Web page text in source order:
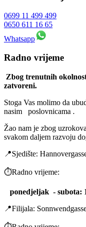
0699 11 499 499
0650 611 16 65
Whatsapp
Radno vrijeme
Zbog trenutnih
zatvoreni.
Stoga Vas molimo da
nasim poslovnicama .
Žao nam je zbog
svakom daljem razvoju
📍Sjedište:
⏱️Radno vrijeme:
ponedjeljak - subota:
📍Filijala: